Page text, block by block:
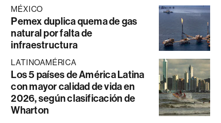
MÉXICO
Pemex duplica quema de gas
natural por falta de
infraestructura
LATINOAMÉRICA
Los 5 países de América Latina
con mayor calidad de vida en
2026, según clasificación de
Wharton